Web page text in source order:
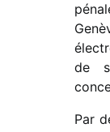
de
Par